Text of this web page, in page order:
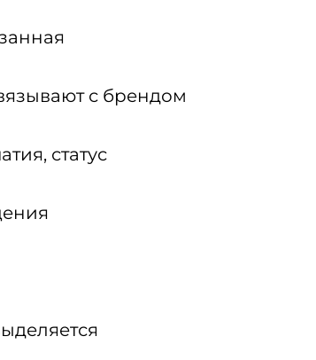
с брендом
статус